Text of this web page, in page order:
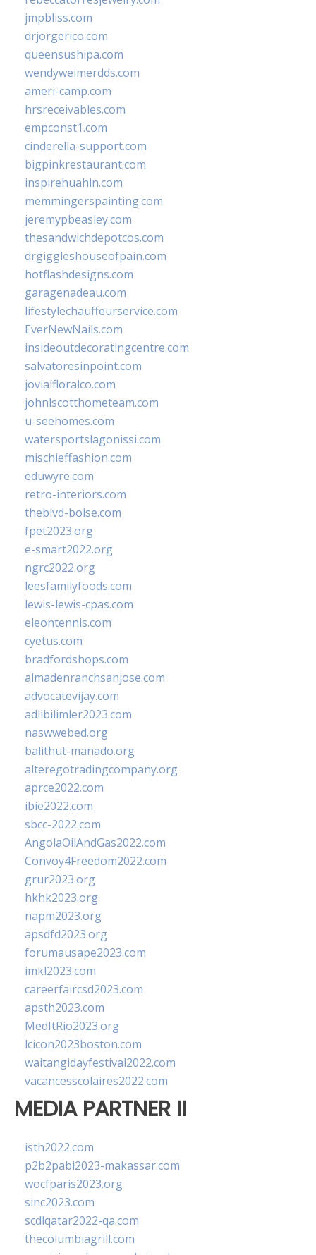
jmpbliss.com
drjorgerico.com
queensushipa.com
wendyweimerdds.com
ameri-camp.com
hrsreceivables.com
empconst1.com
cinderella-support.com
bigpinkrestaurant.com
inspirehuahin.com
memmingerspainting.com
jeremypbeasley.com
thesandwichdepotcos.com
drgiggleshouseofpain.com
hotflashdesigns.com
garagenadeau.com
lifestylechauffeurservice.com
EverNewNails.com
insideoutdecoratingcentre.com
salvatoresinpoint.com
jovialfloralco.com
johnlscotthometeam.com
u-seehomes.com
watersportslagonissi.com
mischieffashion.com
eduwyre.com
retro-interiors.com
theblvd-boise.com
fpet2023.org
e-smart2022.org
ngrc2022.org
leesfamilyfoods.com
lewis-lewis-cpas.com
eleontennis.com
cyetus.com
bradfordshops.com
almadenranchsanjose.com
advocatevijay.com
adlibilimler2023.com
naswwebed.org
balithut-manado.org
alteregotradingcompany.org
aprce2022.com
ibie2022.com
sbcc-2022.com
AngolaOilAndGas2022.com
Convoy4Freedom2022.com
grur2023.org
hkhk2023.org
napm2023.org
apsdfd2023.org
forumausape2023.com
imkl2023.com
careerfaircsd2023.com
apsth2023.com
MedItRio2023.org
lcicon2023boston.com
waitangidayfestival2022.com
vacancesscolaires2022.com
MEDIA PARTNER II
isth2022.com
p2b2pabi2023-makassar.com
wocfparis2023.org
sinc2023.com
scdlqatar2022-qa.com
thecolumbiagrill.com